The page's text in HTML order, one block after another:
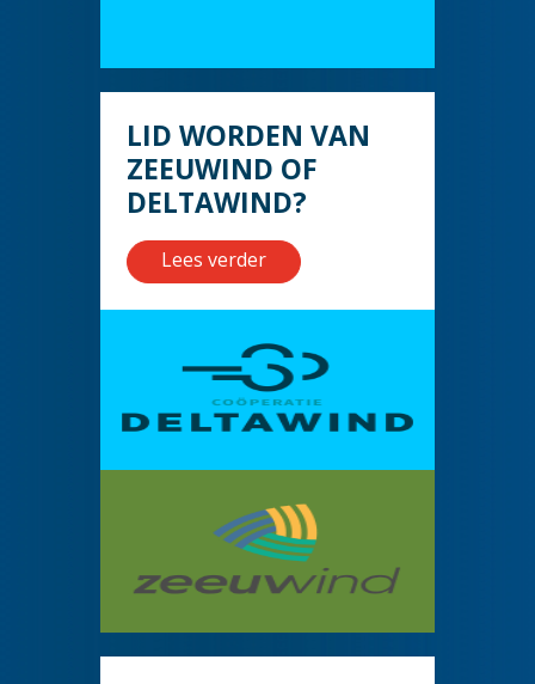
LID WORDEN VAN
ZEEUWIND OF
DELTAWIND?
Lees verder